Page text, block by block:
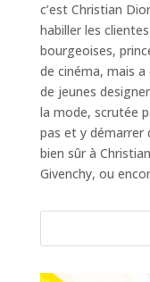
c’est Christian
habiller les
bourgeoises,
de cinéma, mais
de jeunes
la mode, scrutée
pas et y démarrer
bien sûr à
Givenchy, ou